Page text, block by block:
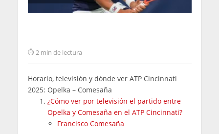
2 min de lectura
Horario, televisión y dónde ver ATP Cincinnati
2025: Opelka – Comesaña
¿Cómo ver por televisión el partido entre
Opelka y Comesaña en el ATP Cincinnati?
Francisco Comesaña